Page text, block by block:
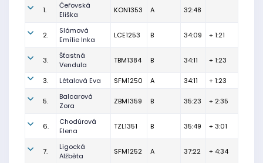
1.
Čeřovská
Eliška
KON1353 A 32:48
2.
Slámová
Emílie Inka
LCE1253 B 34:09 + 1:21
3.
Šťastná
Vendula
TBM1384 B 34:11 + 1:23
3. Létalová Eva SFM1250 A 34:11 + 1:23
5.
Balcarová
Zora
ZBM1359 B 35:23 + 2:35
6.
Chodúrová
Elena
TZL1351 B 35:49 + 3:01
7.
Ligocká
Alžběta
SFM1252 A 37:22 + 4:34